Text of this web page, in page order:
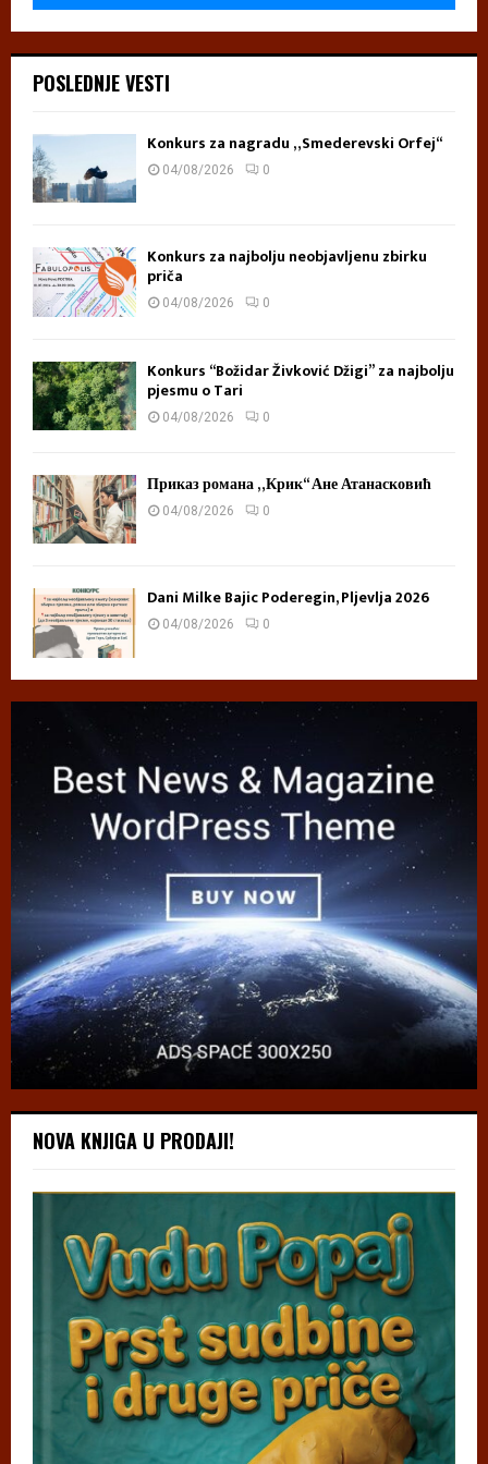
POSLEDNJE VESTI
Konkurs za nagradu „Smederevski Orfej“
04/08/2026 0
Konkurs za najbolju neobjavljenu zbirku
priča
04/08/2026 0
Konkurs “Božidar Živković Džigi” za najbolju
pjesmu o Tari
04/08/2026 0
Приказ романа „Крик“ Ане Атанасковић
04/08/2026 0
Dani Milke Bajic Poderegin, Pljevlja 2026
04/08/2026 0
NOVA KNJIGA U PRODAJI!